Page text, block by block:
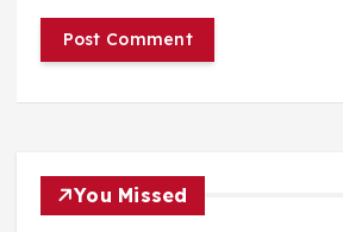
You Missed